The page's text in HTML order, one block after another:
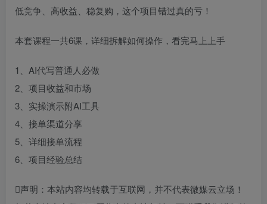
低竞争、高收益、稳复购，这个项目错过真的亏！
本套课程一共6课，详细拆解如何操作，看完马上上手
1、AI代写普通人必做
2、项目收益和市场
3、实操演示附AI工具
4、接单渠道分享
5、详细接单流程
6、项目经验总结
声明：本站内容均转载于互联网，并不代表微媒云立场！